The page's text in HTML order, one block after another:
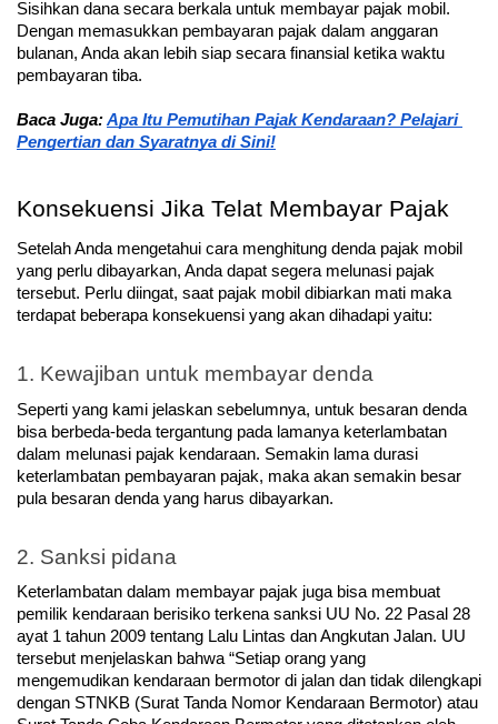
Sisihkan dana secara berkala untuk membayar pajak mobil.
Dengan memasukkan pembayaran pajak dalam anggaran
bulanan, Anda akan lebih siap secara finansial ketika waktu
pembayaran tiba.
Baca Juga: Apa Itu Pemutihan Pajak Kendaraan? Pelajari
Pengertian dan Syaratnya di Sini!
Konsekuensi Jika Telat Membayar Pajak
Setelah Anda mengetahui cara menghitung denda pajak mobil
yang perlu dibayarkan, Anda dapat segera melunasi pajak
tersebut. Perlu diingat, saat pajak mobil dibiarkan mati maka
terdapat beberapa konsekuensi yang akan dihadapi yaitu:
1. Kewajiban untuk membayar denda
Seperti yang kami jelaskan sebelumnya, untuk besaran denda
bisa berbeda-beda tergantung pada lamanya keterlambatan
dalam melunasi pajak kendaraan. Semakin lama durasi
keterlambatan pembayaran pajak, maka akan semakin besar
pula besaran denda yang harus dibayarkan.
2. Sanksi pidana
Keterlambatan dalam membayar pajak juga bisa membuat
pemilik kendaraan berisiko terkena sanksi UU No. 22 Pasal 28
ayat 1 tahun 2009 tentang Lalu Lintas dan Angkutan Jalan. UU
tersebut menjelaskan bahwa “Setiap orang yang
mengemudikan kendaraan bermotor di jalan dan tidak dilengkapi
dengan STNKB (Surat Tanda Nomor Kendaraan Bermotor) atau